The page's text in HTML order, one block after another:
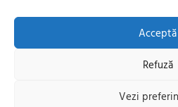
Acceptă
Refuză
Vezi